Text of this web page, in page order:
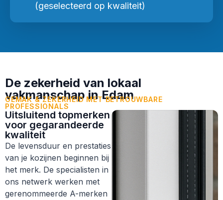
(geselecteerd op kwaliteit)
De zekerheid van lokaal
vakmanschap in Edam
GEMAK & ZEKERHEID MET BETROUWBARE
PROFESSIONALS
Uitsluitend topmerken
voor gegarandeerde
kwaliteit
De levensduur en prestaties
van je kozijnen beginnen bij
het merk. De specialisten in
ons netwerk werken met
gerenommeerde A-merken